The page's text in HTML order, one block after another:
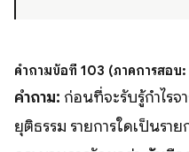
คำถามข้อที่ 103 (ภาคการสอบ
คำถาม: ก่อนที่จะรับรู้กำไรจ
ยุติธรรม รายการใดเป็นรา